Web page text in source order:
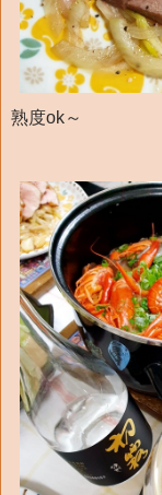
熟度ok～